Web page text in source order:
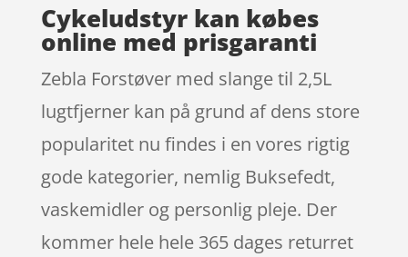
Cykeludstyr kan købes
online med prisgaranti
Zebla Forstøver med slange til 2,5L
lugtfjerner kan på grund af dens store
popularitet nu findes i en vores rigtig
gode kategorier, nemlig Buksefedt,
vaskemidler og personlig pleje. Der
kommer hele hele 365 dages returret